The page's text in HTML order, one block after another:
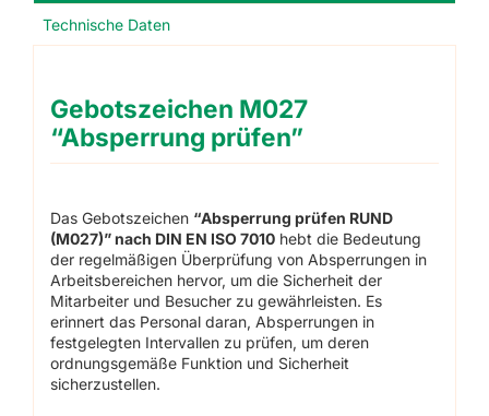
Technische Daten
Gebotszeichen M027
“Absperrung prüfen”
Das Gebotszeichen “Absperrung prüfen RUND
(M027)” nach DIN EN ISO 7010 hebt die Bedeutung
der regelmäßigen Überprüfung von Absperrungen in
Arbeitsbereichen hervor, um die Sicherheit der
Mitarbeiter und Besucher zu gewährleisten. Es
erinnert das Personal daran, Absperrungen in
festgelegten Intervallen zu prüfen, um deren
ordnungsgemäße Funktion und Sicherheit
sicherzustellen.